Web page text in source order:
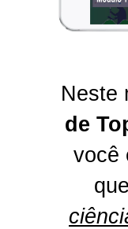
Neste
de
você
que